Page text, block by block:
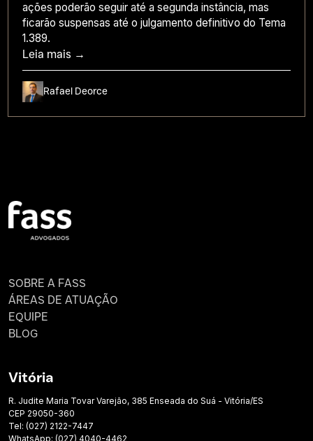
ações poderão seguir até a segunda instância, mas
ficarão suspensas até o julgamento definitivo do Tema
1.389.
Leia mais →
Rafael Deorce
SOBRE A FASS
ÁREAS DE ATUAÇÃO
EQUIPE
BLOG
Vitória
R. Judite Maria Tovar Varejão, 385 Enseada do Suá - Vitória/ES
CEP 29050-360
Tel: (027) 2122-7447
WhatsApp: (027) 4040-4462